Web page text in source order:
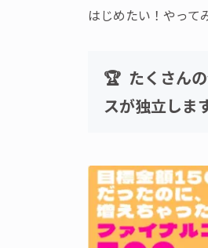
はじめたい！やって
🏆 たくさん
スが独立しま